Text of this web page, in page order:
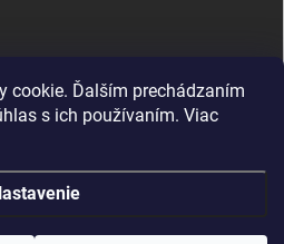
cookie. Ďalším prechádzaním
s ich používaním. Viac
logic. SALELOGICS